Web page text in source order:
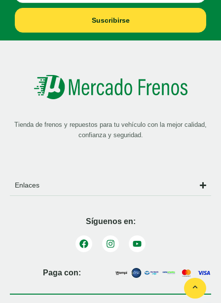
Suscribirse
Tienda de frenos y repuestos para tu vehículo con la mejor calidad,
confianza y seguridad.
Enlaces
Síguenos en:
Paga con: